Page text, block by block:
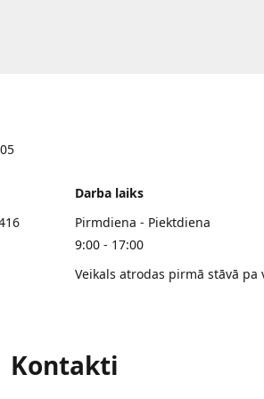
Darba laiks
Pirmdiena - Piektdiena
9:00 - 17:00
Veikals atrodas pirmā stāvā pa
Kontakti